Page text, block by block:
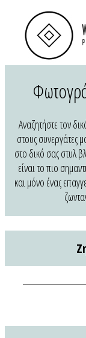
Αναζητήστε τον
στους συνεργάτες
στο δικό σας στυλ
είναι το πιο
και μόνο ένας